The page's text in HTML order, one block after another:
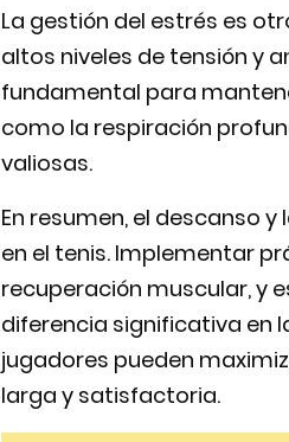
La gestión del estrés es
altos niveles de tensión y
fundamental para
como la respiración
valiosas.
En resumen, el descanso
en el tenis. Implementar
recuperación muscular, y
diferencia significativa en
jugadores pueden
larga y satisfactoria.